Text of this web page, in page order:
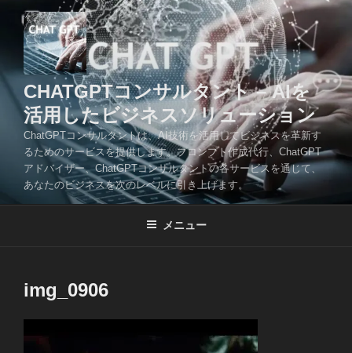
ツ
CHATGPTコンサルタント – AIを
活用したビジネスソリューション
ChatGPTコンサルタントは、AI技術を活用してビジネスを革新す
るためのサービスを提供します。プロンプト作成代行、ChatGPT
アドバイザー、ChatGPTコンサルタントの各サービスを通じて、
あなたのビジネスを次のレベルに引き上げます。
メニュー
img_0906